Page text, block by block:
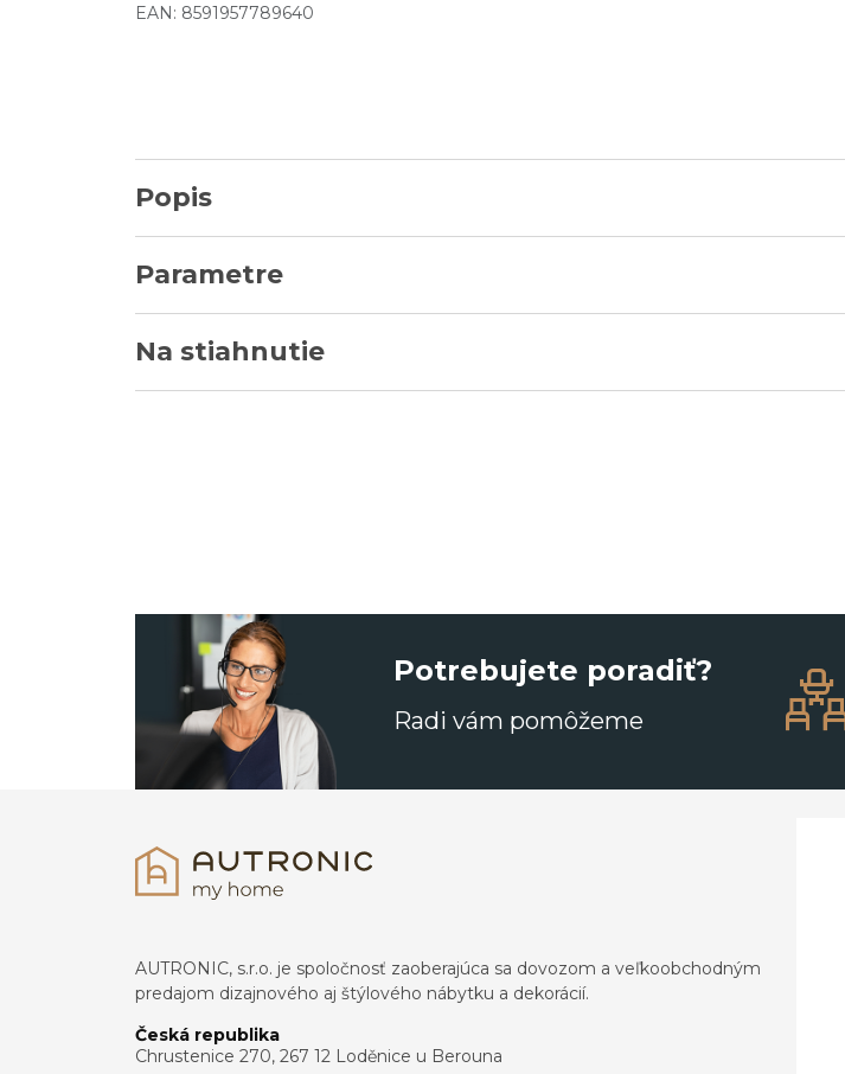
EAN: 8591957789640
Popis
Parametre
Na stiahnutie
Potrebujete poradiť?
Radi vám pomôžeme
AUTRONIC, s.r.o. je spoločnosť zaoberajúca sa dovozom a veľkoobchodným
predajom dizajnového aj štýlového nábytku a dekorácií.
Česká republika
Chrustenice 270, 267 12 Loděnice u Berouna